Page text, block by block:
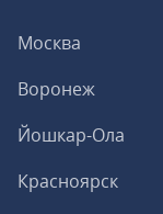
Москва
Воронеж
Йошкар-Ола
Красноярск